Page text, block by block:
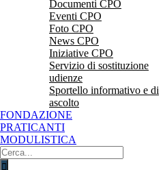
Documenti CPO
Eventi CPO
Foto CPO
News CPO
Iniziative CPO
Servizio di sostituzione
udienze
Sportello informativo e di
ascolto
FONDAZIONE
PRATICANTI
MODULISTICA
Cerca
per: